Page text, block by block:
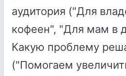
аудитория ("Для
кофеен", "Для мам в
Какую проблему
("Помогаем